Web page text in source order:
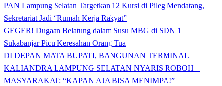
PAN Lampung Selatan Targetkan 12 Kursi di Pileg Mendatang,
Sekretariat Jadi “Rumah Kerja Rakyat”
GEGER! Dugaan Belatung dalam Susu MBG di SDN 1
Sukabanjar Picu Keresahan Orang Tua
DI DEPAN MATA BUPATI, BANGUNAN TERMINAL
KALIANDRA LAMPUNG SELATAN NYARIS ROBOH –
MASYARAKAT: “KAPAN AJA BISA MENIMPA!”